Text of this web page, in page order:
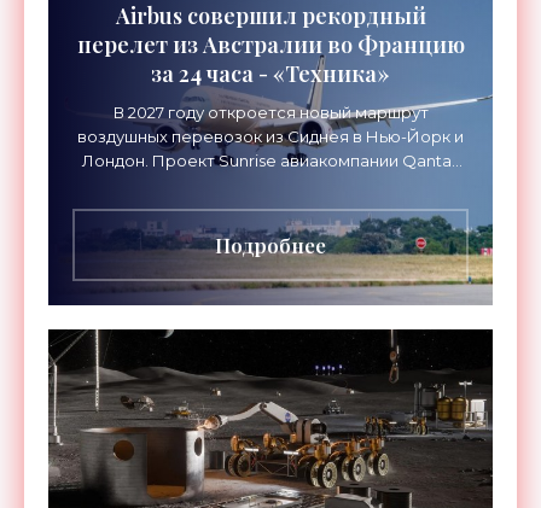
Airbus совершил рекордный
перелет из Австралии во Францию
за 24 часа - «Техника»
В 2027 году откроется новый маршрут
воздушных перевозок из Сиднея в Нью-Йорк и
Лондон. Проект Sunrise авиакомпании Qantas
длительностью до 24
Подробнее